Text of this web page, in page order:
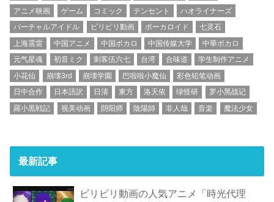
アニメ映画
ゲーム コミック テンセント
ハオライナーズ
バーチャルアイドル
ビリビリ動画 ボーカロイド
七灵石
上海震雷
中国アニメ 中国ボカロ 中国传媒大学
中華ボカロ
元气星魂
初音ミク 刺客伍六七 台湾 合味道
学生制作アニメ
小花仙
崩壊3rd 崩壊学園 巴啦啦小魔仙
彩色铅笔动画
日中合作
日本語訳 日清 東方 洛天依 绿怪研
罗小黑战记
羅小黒戦記
视美动画 阴阳师 陰陽師 非人哉 音楽 魔法少女
最新記事
ビリビリ動画の人気アニメ「時光代理